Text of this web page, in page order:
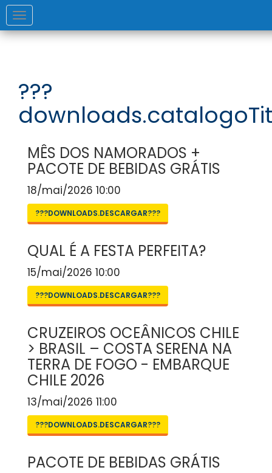
Toggle
navigation
???
MÊS DOS NAMORADOS +
PACOTE DE BEBIDAS GRÁTIS
18/mai/2026 10:00
???DOWNLOADS.DESCARGAR???
QUAL É A FESTA PERFEITA?
15/mai/2026 10:00
???DOWNLOADS.DESCARGAR???
CRUZEIROS OCEÂNICOS CHILE
> BRASIL – COSTA SERENA NA
TERRA DE FOGO - EMBARQUE
CHILE 2026
13/mai/2026 11:00
???DOWNLOADS.DESCARGAR???
PACOTE DE BEBIDAS GRÁTIS